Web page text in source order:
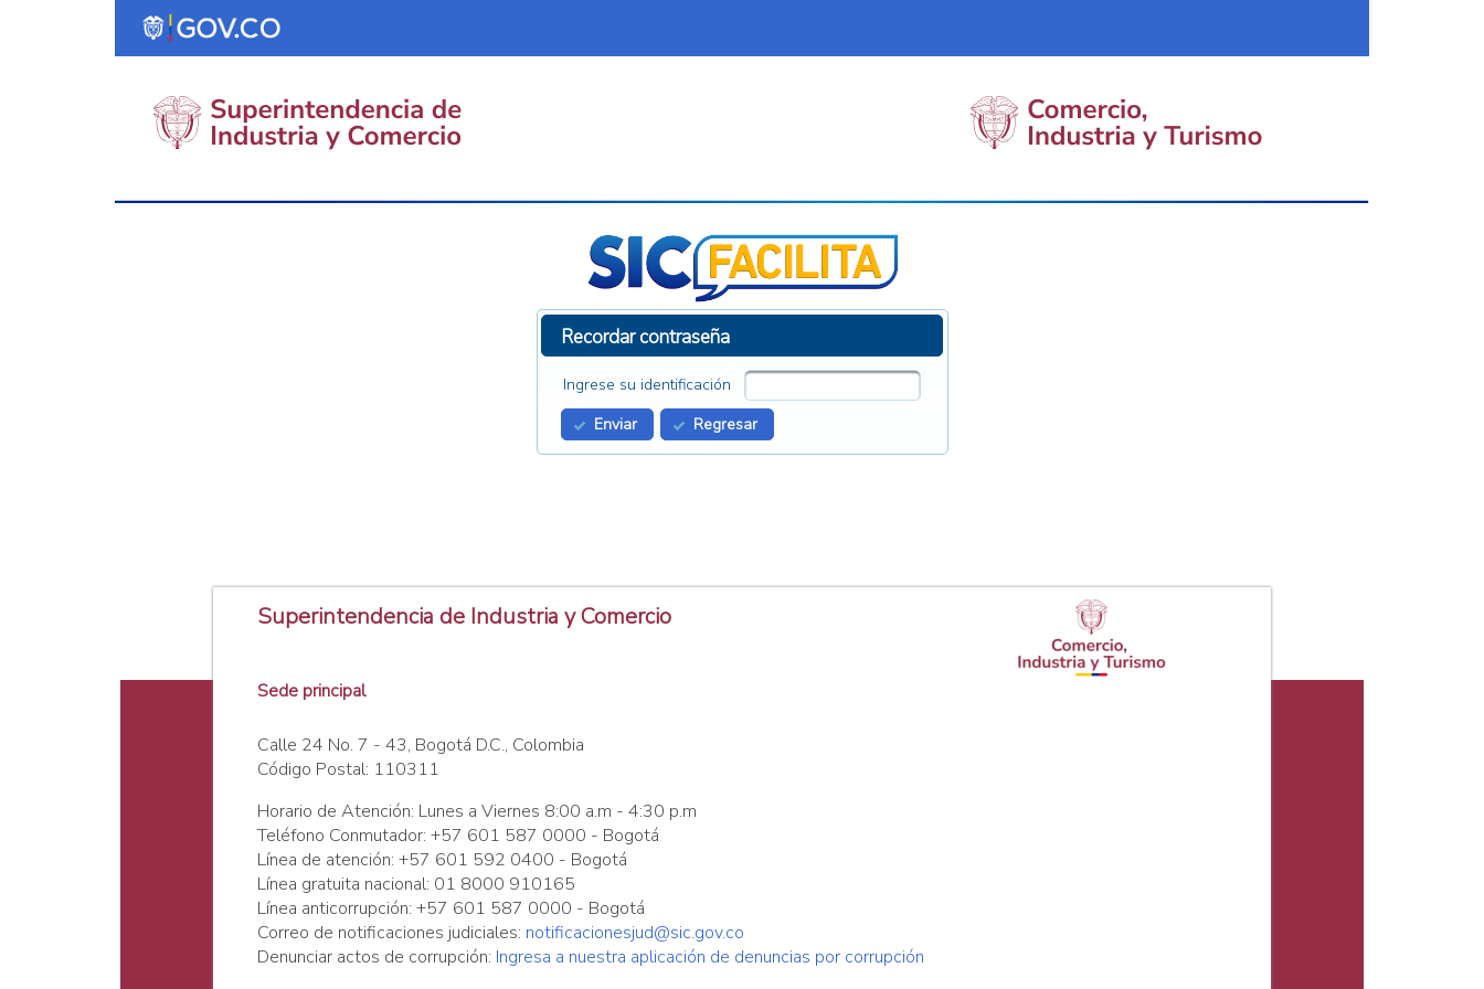
Recordar contraseña
Ingrese su identificación
Enviar
Regresar
Superintendencia de Industria y Comercio
Sede principal
Calle 24 No. 7 - 43, Bogotá D.C., Colombia
Código Postal: 110311
Horario de Atención: Lunes a Viernes 8:00 a.m - 4:30 p.m
Teléfono Conmutador: +57 601 587 0000 - Bogotá
Línea de atención: +57 601 592 0400 - Bogotá
Línea gratuita nacional: 01 8000 910165
Línea anticorrupción: +57 601 587 0000 - Bogotá
Correo de notificaciones judiciales: notificacionesjud@sic.gov.co
Denunciar actos de corrupción: Ingresa a nuestra aplicación de denuncias por corrupción